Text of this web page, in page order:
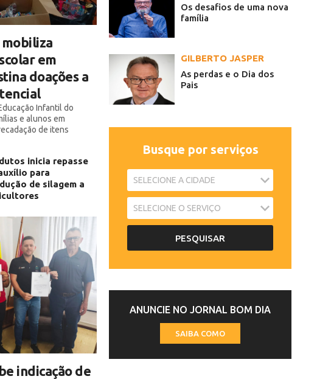
em
doações a
Infantil do
e alunos em
de itens
inicia repasse
para
de silagem a
indicação de
Os desafios de uma nova
família
GILBERTO JASPER
As perdas e o Dia dos
Pais
Busque por serviços
ANUNCIE NO JORNAL BOM DIA
SAIBA COMO